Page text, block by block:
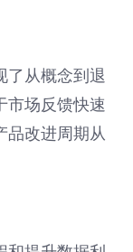
了从概念到退
市场反馈快速
品改进周期从